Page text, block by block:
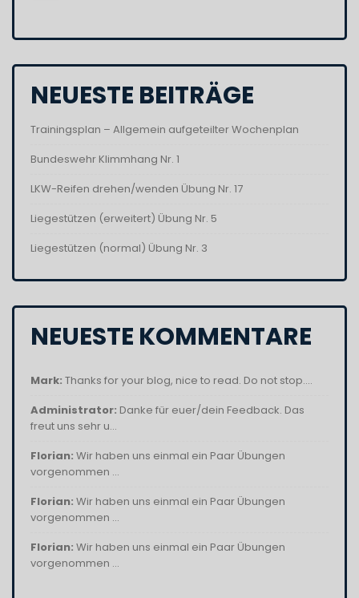
NEUESTE BEITRÄGE
Trainingsplan – Allgemein aufgeteilter Wochenplan
Bundeswehr Klimmhang Nr. 1
LKW-Reifen drehen/wenden Übung Nr. 17
Liegestützen (erweitert) Übung Nr. 5
Liegestützen (normal) Übung Nr. 3
NEUESTE KOMMENTARE
Mark: Thanks for your blog, nice to read. Do not stop....
Administrator: Danke für euer/dein Feedback. Das
freut uns sehr u...
Florian: Wir haben uns einmal ein Paar Übungen
vorgenommen ...
Florian: Wir haben uns einmal ein Paar Übungen
vorgenommen ...
Florian: Wir haben uns einmal ein Paar Übungen
vorgenommen ...